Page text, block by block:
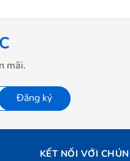
mãi.
Đăng ký
KẾT NỐI VỚI